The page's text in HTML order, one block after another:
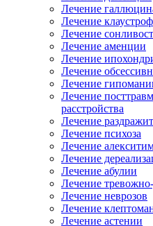
Лечение
Лечение
Лечение
Лечение аменции
Лечение
Лечение
Лечение
Лечение
расстройства
Лечение
Лечение психоза
Лечение
Лечение
Лечение абулии
Лечение
Лечение неврозов
Лечение
Лечение астении